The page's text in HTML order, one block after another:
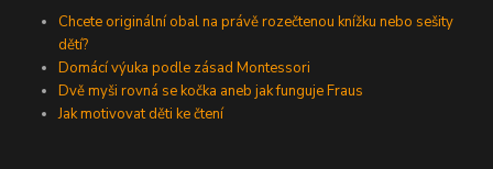
Chcete originální obal na právě rozečtenou knížku nebo sešity
dětí?
Domácí výuka podle zásad Montessori
Dvě myši rovná se kočka aneb jak funguje Fraus
Jak motivovat děti ke čtení